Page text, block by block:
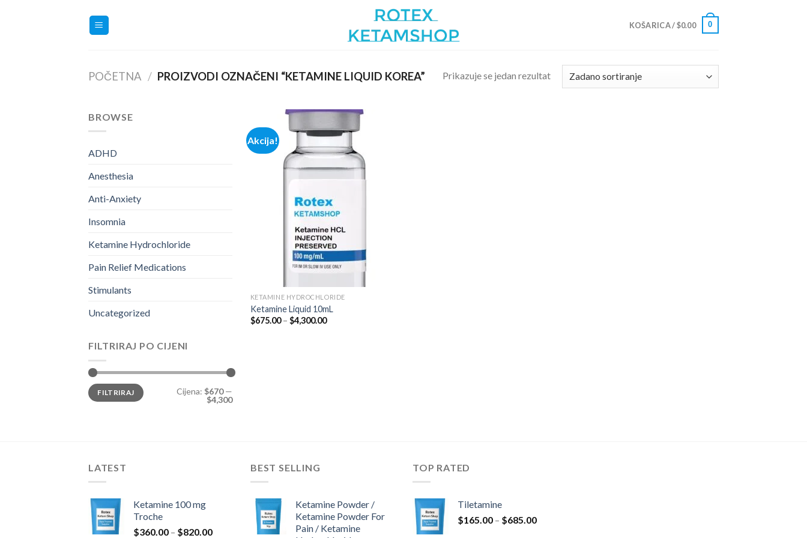
KOŠARICA /$0.00 0
POČETNA / PROIZVODI OZNAČENI “KETAMINE LIQUID KOREA” Prikazuje se jedan rezultat
BROWSE
ADHD
Anesthesia
Anti-Anxiety
Insomnia
Ketamine Hydrochloride
Pain Relief Medications
Stimulants
Uncategorized
FILTRIRAJ PO CIJENI
Min
cijena
Maks
cijenaFILTRIRAJ Cijena: $670—
$4,300
Akcija!
wishlist
KETAMINE HYDROCHLORIDE
Ketamine Liquid 10mL
$675.00 – $4,300.00Raspon
LATEST
Ketamine 100 mg
Troche
$360.00 – $820.00Raspon
BEST SELLING
Ketamine Powder /
Ketamine Powder For
Pain / Ketamine
TOP RATED
Tiletamine
$165.00 – $685.00Raspon